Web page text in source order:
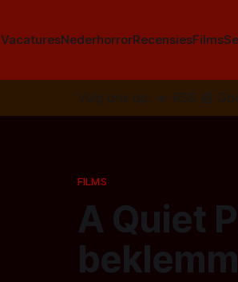
VacaturesNederhorrorRecensiesFilms
Volg ons op: 📣 RSS 📰
FILMS
A Quiet